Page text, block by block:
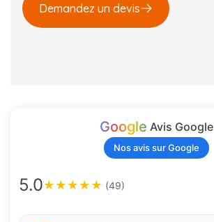
Demandez un devis
Google Avis Google
Nos avis sur Google
5.0★ ★ ★ ★ ★ (49)